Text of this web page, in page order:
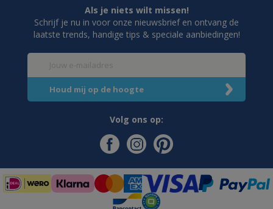
Als je niets wilt missen!
Schrijf je nu in voor onze nieuwsbrief en ontvang de
laatste trends, handige tips & speciale aanbiedingen!
Volg ons op: